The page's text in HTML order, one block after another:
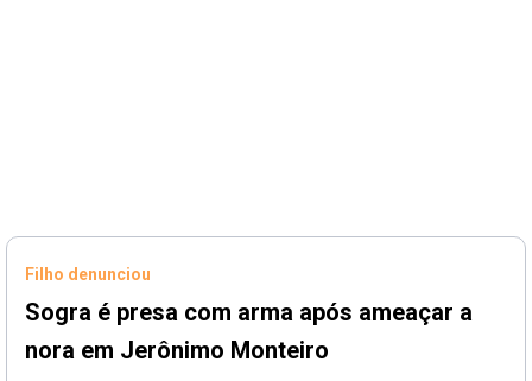
Filho denunciou
Sogra é presa com arma após ameaçar a
nora em Jerônimo Monteiro